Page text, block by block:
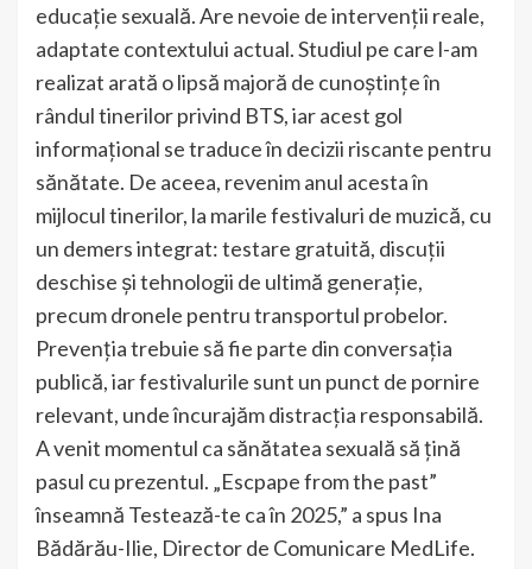
educație sexuală. Are nevoie de intervenții reale,
adaptate contextului actual. Studiul pe care l-am
realizat arată o lipsă majoră de cunoștințe în
rândul tinerilor privind BTS, iar acest gol
informațional se traduce în decizii riscante pentru
sănătate. De aceea, revenim anul acesta în
mijlocul tinerilor, la marile festivaluri de muzică, cu
un demers integrat: testare gratuită, discuții
deschise și tehnologii de ultimă generație,
precum dronele pentru transportul probelor.
Prevenția trebuie să fie parte din conversația
publică, iar festivalurile sunt un punct de pornire
relevant, unde încurajăm distracția responsabilă.
A venit momentul ca sănătatea sexuală să țină
pasul cu prezentul. „Escpape from the past”
înseamnă Testează-te ca în 2025,” a spus Ina
Bădărău-Ilie, Director de Comunicare MedLife.